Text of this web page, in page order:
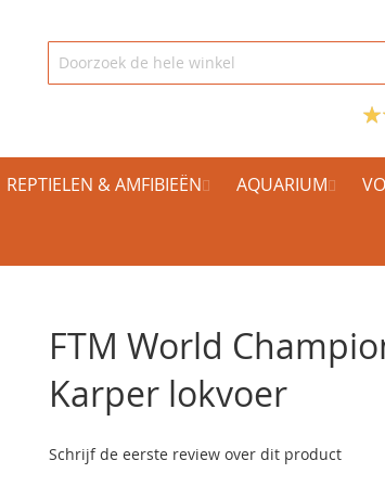
REPTIELEN & AMFIBIEËN AQUARIUM
FTM World
Karper lokvoer
Schrijf de eerste review over dit product